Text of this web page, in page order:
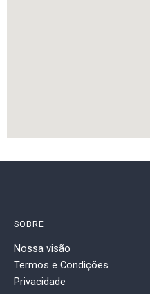
SOBRE
Nossa visão
Termos e Condições
Privacidade